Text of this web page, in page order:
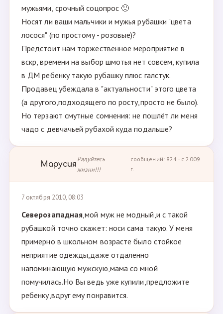
мужьями, срочный соцопрос 🙂
Носят ли ваши мальчики и мужья рубашки "цвета
лосося" (по простому - розовые)?
Предстоит нам торжественное мероприятие в
вскр, времени на выбор шмотья нет совсем, купила
в ДМ ребенку такую рубашку плюс галстук.
Продавец убеждала в "актуальности" этого цвета
(а другого,подходящего по росту,просто не было).
Но терзают смутные сомнения: не пошлёт ли меня
чадо с девчачьей рубахой куда подальше?
Марусия
Радуйтесь
жизни!!!
сообщений: 824 · с 2009
г.
7 октября 2010, 08:03
Северозападная,мой муж не модный,и с такой
рубашкой точно скажет: носи сама такую. У меня
примерно в школьном возрасте было стойкое
неприятие одежды,даже отдаленно
напоминающую мужскую,мама со мной
помучилась.Но Вы ведь уже купили,предложите
ребенку,вдруг ему понравится.